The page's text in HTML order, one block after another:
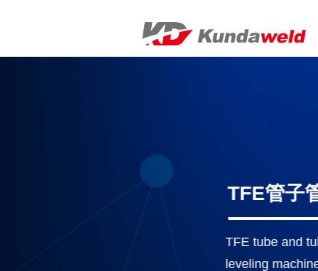
低温气瓶双
自动化焊接